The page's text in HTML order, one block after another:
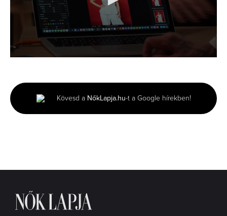
46
seconds
Kövesd a NőkLapja.hu-t a Google hírekben!